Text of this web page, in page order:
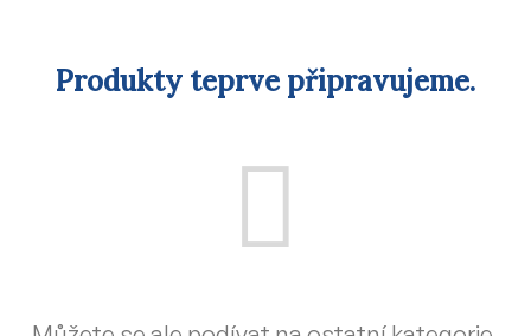
Produkty teprve připravujeme.